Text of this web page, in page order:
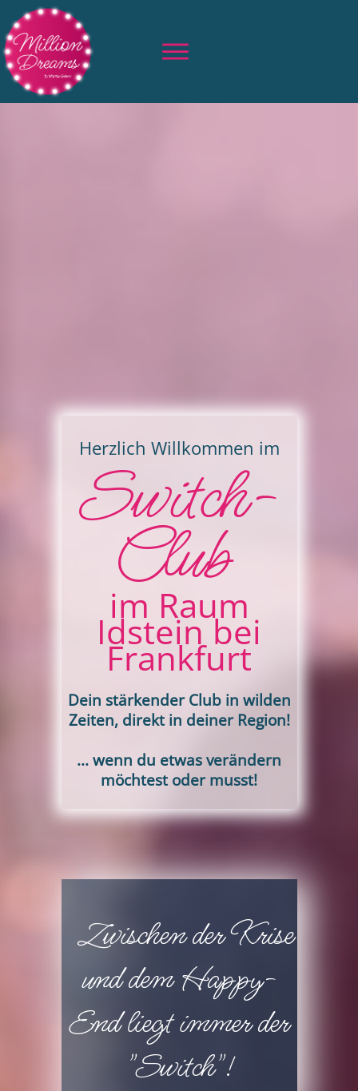
Herzlich Willkommen im
Switch-
Club
im Raum
Idstein bei
Frankfurt
Dein stärkender Club in wilden
Zeiten, direkt in deiner Region!
... wenn du etwas verändern
möchtest oder musst!
Zwischen der Krise
und dem Happy-
End liegt immer der
"Switch"!